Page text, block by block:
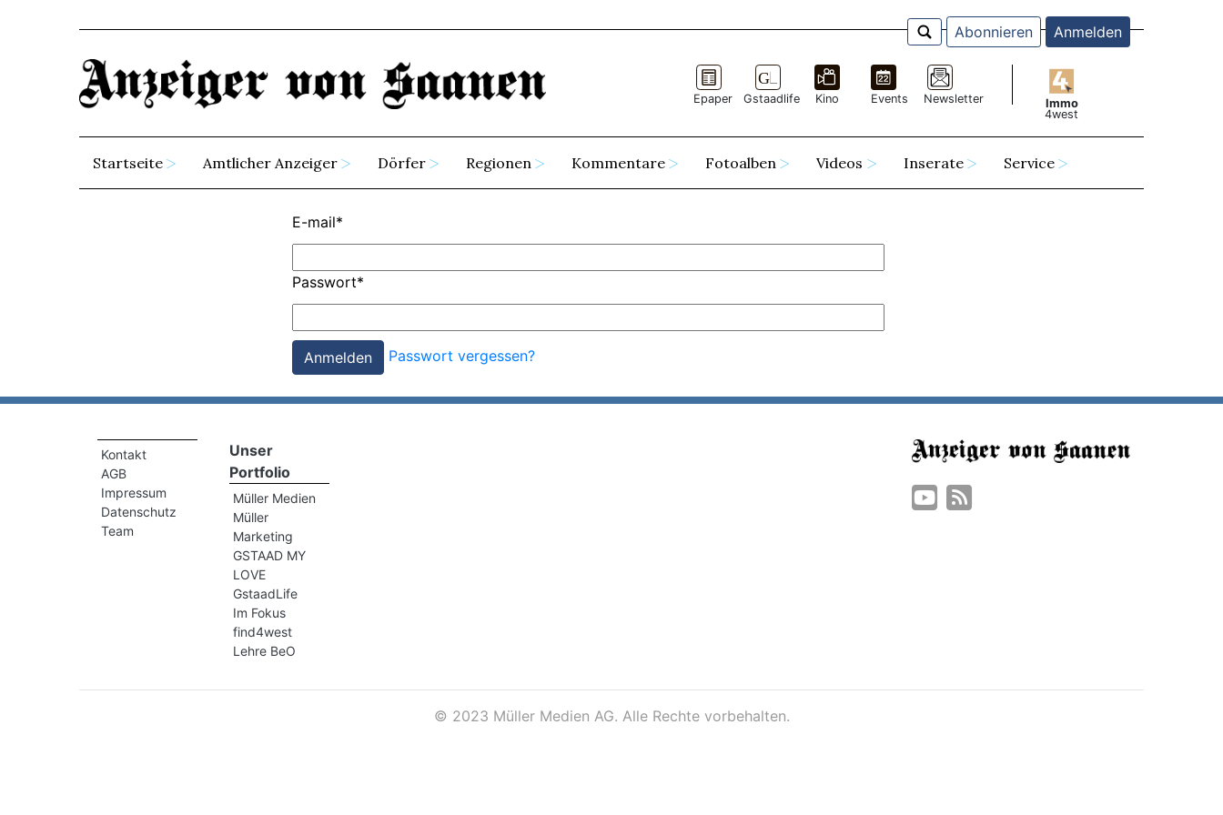
Abonnieren Anmelden
Epaper Gstaadlife Kino Events Newsletter
Immo
4west
Startseite Amtlicher Anzeiger Dörfer Regionen Kommentare Fotoalben Videos Inserate Service
E-mail*
Passwort*
Passwort vergessen?
Kontakt
AGB
Impressum
Datenschutz
Team
Unser
Portfolio
Müller Medien
Müller
Marketing
GSTAAD MY
LOVE
GstaadLife
Im Fokus
find4west
Lehre BeO
© 2023 Müller Medien AG. Alle Rechte vorbehalten.